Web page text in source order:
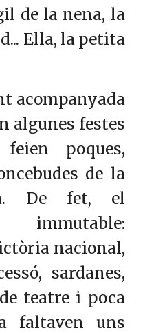
de la nena, la
Ella, la petita
acompanyada
algunes festes
poques,
de la
De fet, el
immutable:
nacional,
sardanes,
teatre i poca
faltaven uns